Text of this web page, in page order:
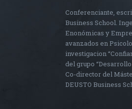
Conferenciante,
Business School.
Enonómicas y
avanzados en
investigacion
del grupo
Co-director del
DEUSTO Business